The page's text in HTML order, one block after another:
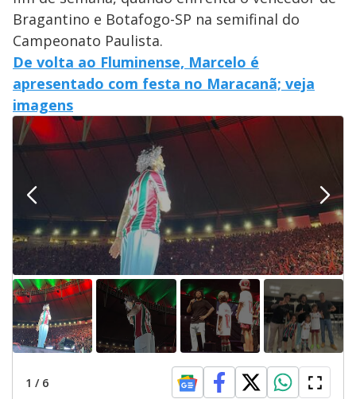
Bragantino e Botafogo-SP na semifinal do
Campeonato Paulista.
De volta ao Fluminense, Marcelo é
apresentado com festa no Maracanã; veja
imagens
1 / 6